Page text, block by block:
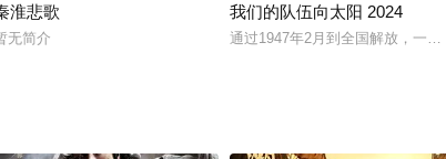
以实现解决烦恼的愿望，面包只卖给孩子们。有许多孩子来买面包
初夏（鞠可儿 饰），前脚被闺蜜设计、初恋男友坑骗，后脚和奢侈
淮悲歌
无简介
我们的队伍向太阳 2024
通过1947年2月到全国解放，一